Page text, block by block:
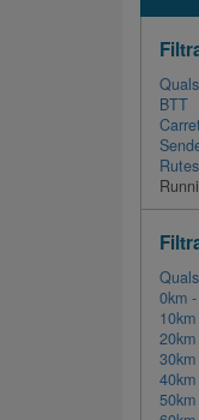
BTT
0km